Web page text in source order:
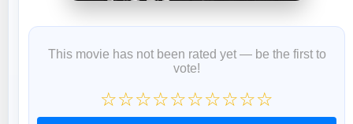
This movie has not been rated yet — be the first to
vote!
☆☆☆☆☆☆☆☆☆☆